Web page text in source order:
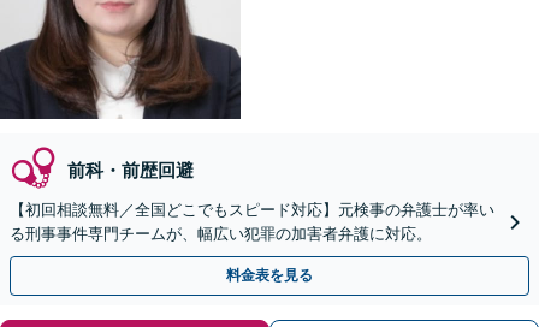
前科・前歴回避
【初回相談無料／全国どこでもスピード対応】元検事の弁護士が率い
る刑事事件専門チームが、幅広い犯罪の加害者弁護に対応。
料金表を見る